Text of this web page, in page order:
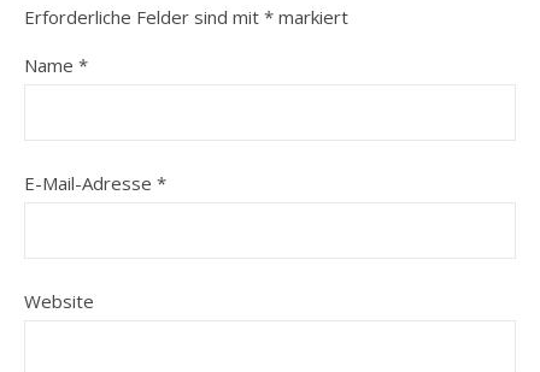
Erforderliche Felder sind mit * markiert
Name *
E-Mail-Adresse *
Website